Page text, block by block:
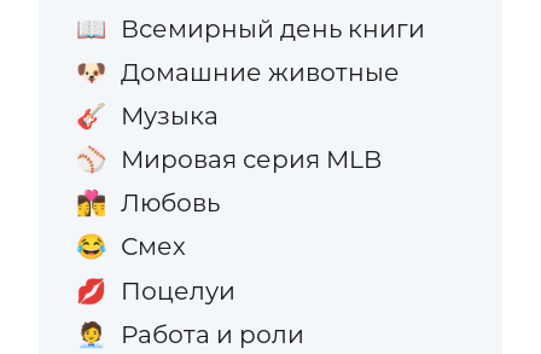
📖 Всемирный день книги
🐶 Домашние животные
🎸 Музыка
⚾ Мировая серия MLB
👩‍❤️‍💋‍👨 Любовь
😂 Смех
💋 Поцелуи
🧑‍💼 Работа и роли